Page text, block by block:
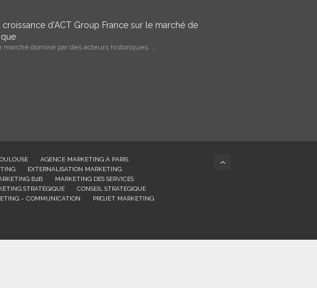
d’ACT Group France sur le marché de
marché dominé par des acteurs historiques, …
AGENCE MARKETING À PARIS
EXTERNALISATION MARKETING
B2B
MARKETING DES SERVICES
STRATÉGIQUE
CONSEIL STRATÉGIQUE
– COMMUNICATION
PROJET MARKETING